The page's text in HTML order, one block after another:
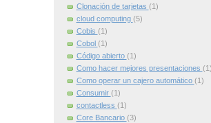
Clonación de tarjetas (1)
cloud computing (5)
Cobis (1)
Cobol (1)
Código abierto (1)
Como hacer mejores presentaciones (1)
Como operar un cajero automático (1)
Consumir (1)
contactless (1)
Core Bancario (3)